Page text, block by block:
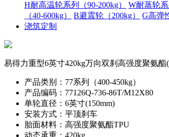
H耐高温轮系列（90-200kg）
W耐蒸轮系
（40-600kg）
B避震轮（200kg）
G高弹
浇筑定制
易得力重型6英寸420kg万向双刹高强度聚氨酯
产品类别：77系列（400-450kg）
产品编码：77126Q-736-86T/M12X80
单轮直径：6英寸(150mm)
安装方式：平顶刹车
胎面材料：高强度聚氨酯TPU
动态承重：420kg